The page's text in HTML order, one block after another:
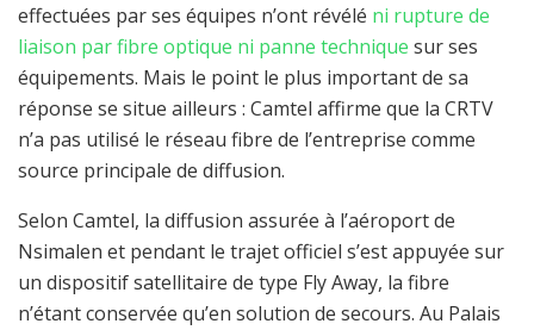
effectuées par ses équipes n’ont révélé ni rupture de
liaison par fibre optique ni panne technique sur ses
équipements. Mais le point le plus important de sa
réponse se situe ailleurs : Camtel affirme que la CRTV
n’a pas utilisé le réseau fibre de l’entreprise comme
source principale de diffusion.
Selon Camtel, la diffusion assurée à l’aéroport de
Nsimalen et pendant le trajet officiel s’est appuyée sur
un dispositif satellitaire de type Fly Away, la fibre
n’étant conservée qu’en solution de secours. Au Palais